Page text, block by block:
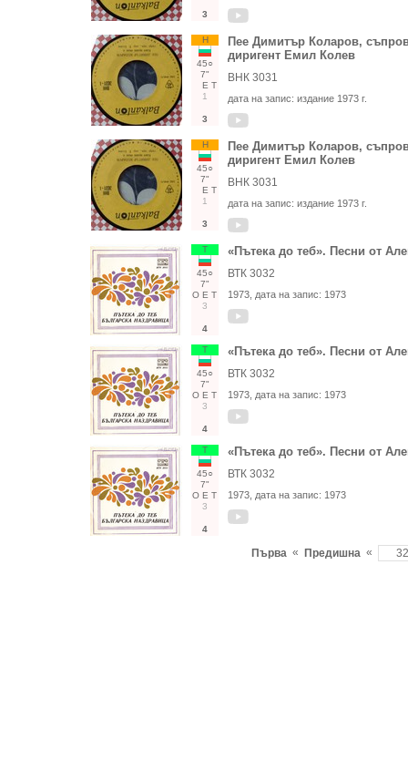
3
Н
45○
7"
Е Т
1
3
Пее Димитър Коларов,
диригент Емил Колев
ВНК 3031
дата на запис: издание 1973 г.
Н
45○
7"
Е Т
1
3
Пее Димитър Коларов,
диригент Емил Колев
ВНК 3031
дата на запис: издание 1973 г.
Т
45○
7"
О Е Т
3
4
«Пътека до теб». Песни от
ВТК 3032
1973 , дата на запис: 1973
Т
45○
7"
О Е Т
3
4
«Пътека до теб». Песни от
ВТК 3032
1973 , дата на запис: 1973
Т
45○
7"
О Е Т
3
4
«Пътека до теб». Песни от
ВТК 3032
1973 , дата на запис: 1973
Първа « Предишна «